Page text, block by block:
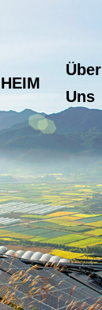
HEIM
Über
Uns